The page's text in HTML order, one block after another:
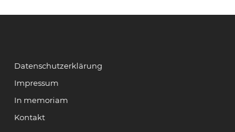
Datenschutzerklärung
Impressum
In memoriam
Kontakt